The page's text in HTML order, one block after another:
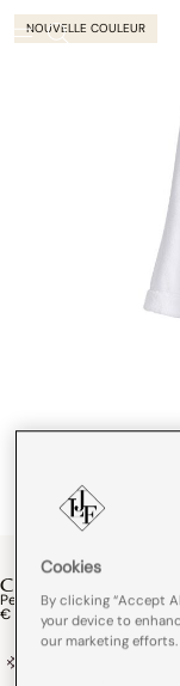
NOUVELLE COULEUR
CARESSE
Peignoir Caresse Coton
€ 159,00
Cookies
By clicking “Accept
your device to
our marketing efforts.